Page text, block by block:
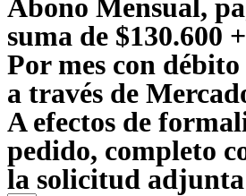
Abono Mensual,
suma de $130.600
Por mes con
a través de
A efectos de
pedido, completo
la solicitud